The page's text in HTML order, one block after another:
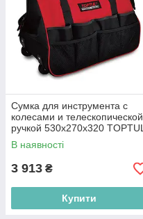
Сумка для инструмента с
колесами и телескопической
ручкой 530x270x320 TOPTUL
PBW-053A
В наявності
3 913 ₴
Купити